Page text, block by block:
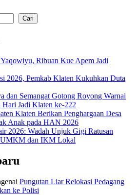
Cari
Ribuan Kue Apem Jadi
2026, Pemkab Klaten Kukuhkan Duta
dan Semangat Gotong Royong Warnai
Hari Jadi Klaten ke-222
Klaten Berikan Penghargaan Desa
Anak pada HAN 2026
2026: Wadah Unjuk Gigi Ratusan
dan IKM Lokal
Pungutan Liar Relokasi Pedagang
ke Polisi